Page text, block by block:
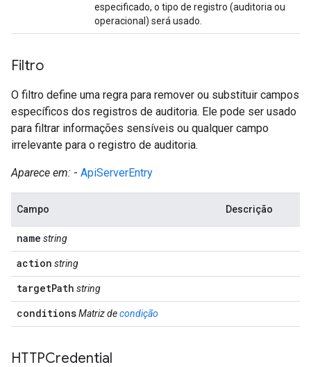
especificado, o tipo de registro (auditoria ou
operacional) será usado.
Filtro
O filtro define uma regra para remover ou substituir campos
específicos dos registros de auditoria. Ele pode ser usado
para filtrar informações sensíveis ou qualquer campo
irrelevante para o registro de auditoria.
Aparece em: - ApiServerEntry
Campo Descrição
name string
action string
targetPath string
conditionsMatriz decondição
HTTPCredential